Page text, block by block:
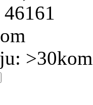
>30kom